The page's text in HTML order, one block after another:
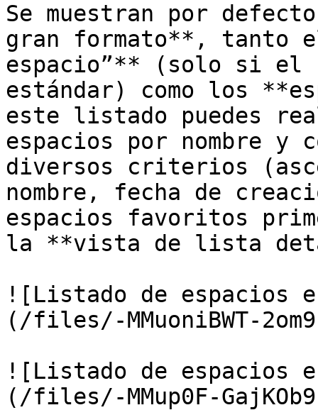
Se muestran por
gran formato**, tanto
espacio”** (solo si el
estándar) como los
este listado puedes
espacios por nombre y
diversos criterios
nombre, fecha de
espacios favoritos
la **vista de lista
![Listado de espacios
(/files/-MMuoniBWT-
![Listado de
(/files/-MMup0F-